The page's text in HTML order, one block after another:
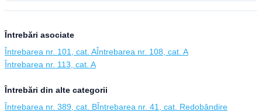
Întrebări asociate
Întrebarea nr. 101, cat. AÎntrebarea nr. 108, cat. A
Întrebarea nr. 113, cat. A
Întrebări din alte categorii
Întrebarea nr. 389, cat. BÎntrebarea nr. 41, cat. Redobândire